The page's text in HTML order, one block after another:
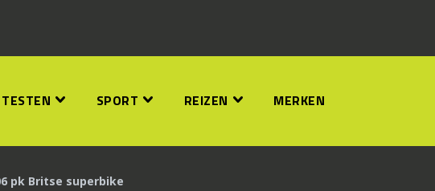
TESTEN SPORT REIZEN MERKEN
pk Britse superbike